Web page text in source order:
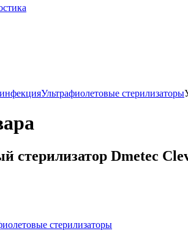
Ультрафиолетовые стерилизаторы
стерилизатор Dmetec
стерилизаторы